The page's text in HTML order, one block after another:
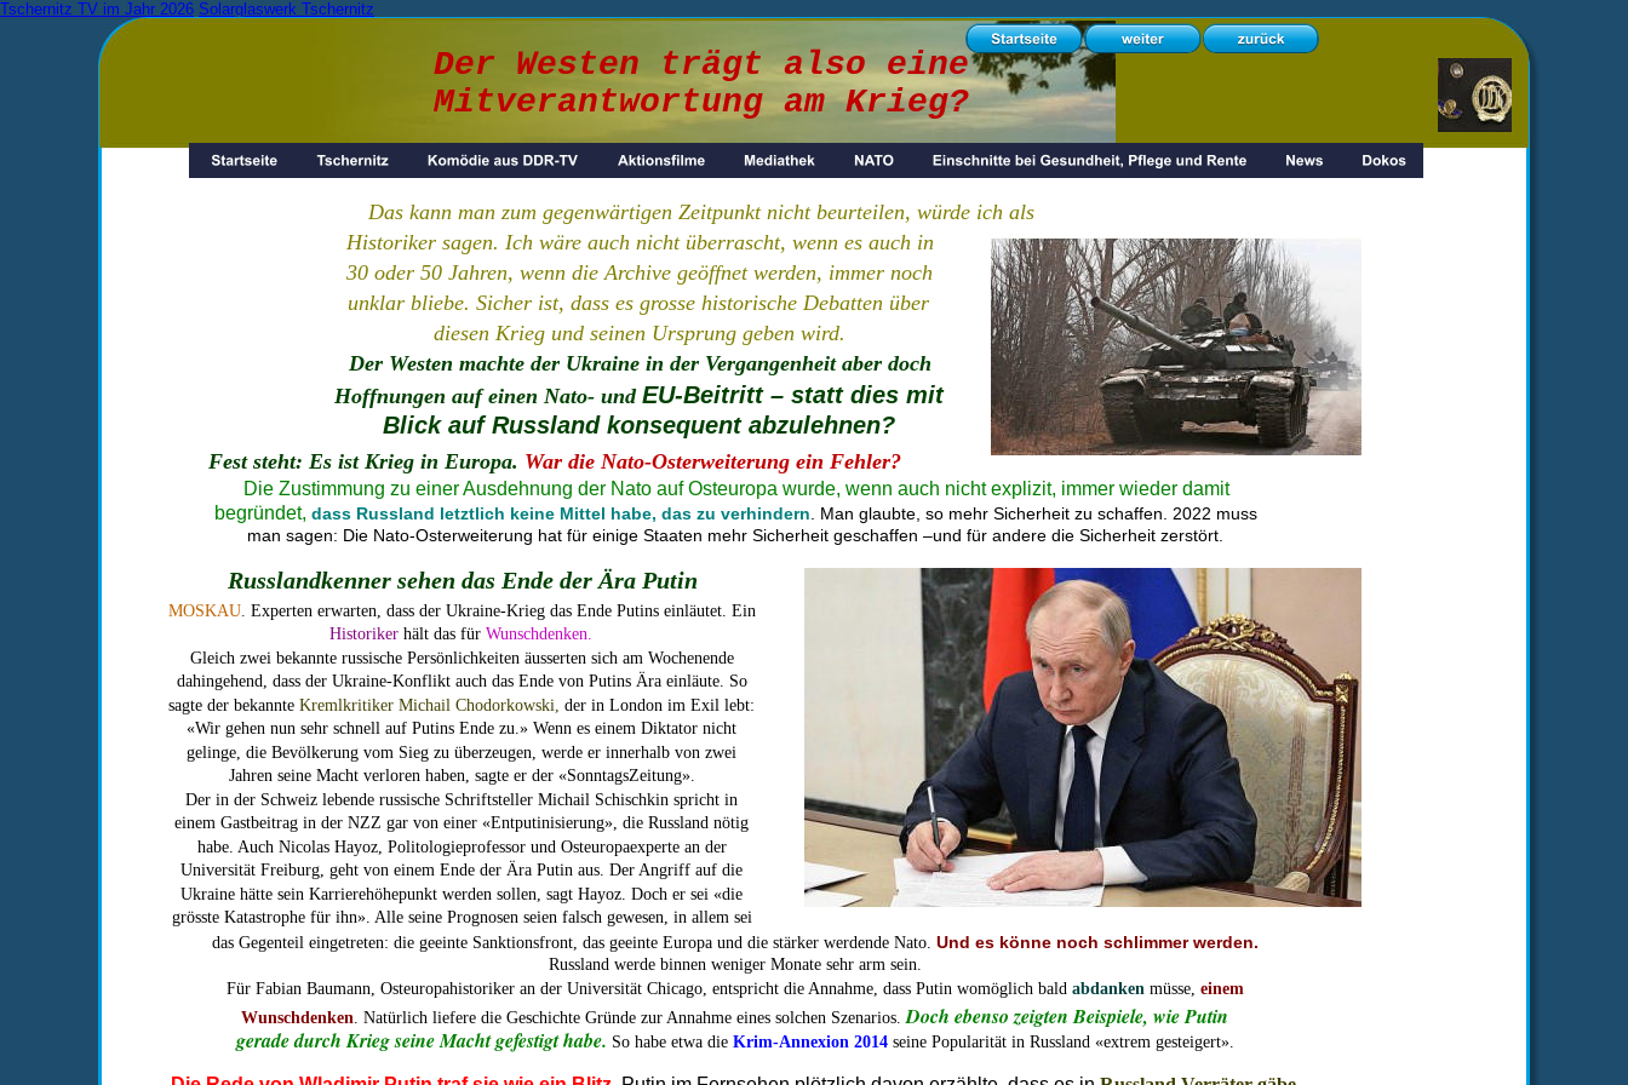
Der Westen trägt also eine
Mitverantwortung am Krieg?
Das kann man zum gegenwärtigen Zeitpunkt nicht beurteilen, würde ich als
Historiker sagen. Ich wäre auch nicht überrascht, wenn es auch in
30 oder 50 Jahren, wenn die Archive geöffnet werden, immer noch
unklar bliebe. Sicher ist, dass es grosse historische Debatten über
diesen Krieg und seinen Ursprung geben wird.
Der Westen machte der Ukraine in der Vergangenheit aber doch
Hoffnungen auf einen Nato- und EU-Beitritt – statt dies mit
Blick auf Russland konsequent abzulehnen?
Fest steht: Es ist Krieg in Europa. War die Nato-Osterweiterung ein Fehler?
Die Zustimmung zu einer Ausdehnung der Nato auf Osteuropa wurde, wenn auch nicht explizit, immer wieder damit
begründet, dass Russland letztlich keine Mittel habe, das zu verhindern . Man glaubte, so mehr Sicherheit zu schaffen. 2022 muss
man sagen: Die Nato-Osterweiterung hat für einige Staaten mehr Sicherheit geschaffen –und für andere die Sicherheit zerstört.
Russlandkenner sehen das Ende der Ära Putin
MOSKAU. Experten erwarten, dass der Ukraine-Krieg das Ende Putins einläutet. Ein
Historiker hält das für Wunschdenken.
Gleich zwei bekannte russische Persönlichkeiten äusserten sich am Wochenende
dahingehend, dass der Ukraine-Konflikt auch das Ende von Putins Ära einläute. So
sagte der bekannte Kremlkritiker Michail Chodorkowski, der in London im Exil lebt:
«Wir gehen nun sehr schnell auf Putins Ende zu.» Wenn es einem Diktator nicht
gelinge, die Bevölkerung vom Sieg zu überzeugen, werde er innerhalb von zwei
Jahren seine Macht verloren haben, sagte er der «SonntagsZeitung».
Der in der Schweiz lebende russische Schriftsteller Michail Schischkin spricht in
einem Gastbeitrag in der NZZ gar von einer «Entputinisierung», die Russland nötig
habe. Auch Nicolas Hayoz, Politologieprofessor und Osteuropaexperte an der
Universität Freiburg, geht von einem Ende der Ära Putin aus. Der Angriff auf die
Ukraine hätte sein Karrierehöhepunkt werden sollen, sagt Hayoz. Doch er sei «die
grösste Katastrophe für ihn». Alle seine Prognosen seien falsch gewesen, in allem sei
das Gegenteil eingetreten: die geeinte Sanktionsfront, das geeinte Europa und die stärker werdende Nato. Und es könne noch schlimmer werden.
Russland werde binnen weniger Monate sehr arm sein.
Für Fabian Baumann, Osteuropahistoriker an der Universität Chicago, entspricht die Annahme, dass Putin womöglich bald abdanken müsse, einem
Wunschdenken. Natürlich liefere die Geschichte Gründe zur Annahme eines solchen Szenarios. Doch ebenso zeigten Beispiele, wie Putin
gerade durch Krieg seine Macht gefestigt habe. So habe etwa die Krim-Annexion 2014 seine Popularität in Russland «extrem gesteigert».
Tschernitz TV im Jahr 2026 Solarglaswerk Tschernitz